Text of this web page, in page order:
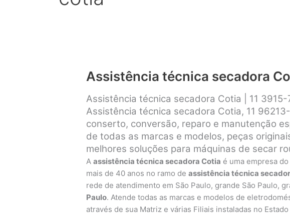
Assistência técnica secadora
Assistência técnica secadora Cotia | 11
Assistência técnica secadora Cotia, 11
conserto, conversão, reparo e manutenção
de todas as marcas e modelos, peças
melhores soluções para máquinas de secar
Aassistência técnica secadora Cotia é uma empresa
mais de 40 anos no ramo deassistência técnica
rede de atendimento em São Paulo, grande São Paulo,
Paulo. Atende todas as marcas e modelos de
através de sua Matriz e várias Filiais instaladas no